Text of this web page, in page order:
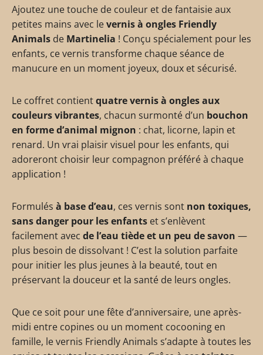
Ajoutez une touche de couleur et de fantaisie aux
petites mains avec levernis à ongles Friendly
Animals de Martinelia ! Conçu spécialement pour les
enfants, ce vernis transforme chaque séance de
manucure en un moment joyeux, doux et sécurisé.
Le coffret contientquatre vernis à ongles aux
couleurs vibrantes, chacun surmonté d’un bouchon
en forme d’animal mignon : chat, licorne, lapin et
renard. Un vrai plaisir visuel pour les enfants, qui
adoreront choisir leur compagnon préféré à chaque
application !
Formulés à base d’eau, ces vernis sont non toxiques,
sans danger pour les enfants et s’enlèvent
facilement avec de l’eau tiède et un peu de savon —
plus besoin de dissolvant ! C’est la solution parfaite
pour initier les plus jeunes à la beauté, tout en
préservant la douceur et la santé de leurs ongles.
Que ce soit pour une fête d’anniversaire, une après-
midi entre copines ou un moment cocooning en
famille, le vernis Friendly Animals s’adapte à toutes les